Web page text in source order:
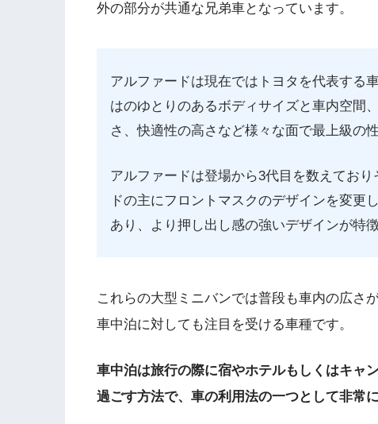
外の部分が共通な兄弟車となっています。
アルファードは現在ではトヨタを代表する
はのゆとりのあるボディサイズと車内空間
さ、快適性の高さなど様々な面で最上級の
アルファードは登場から3代目を数えてお
ドの主にフロントマスクのデザインを変更
あり、より押し出し感の強いデザインが特
これらの大型ミニバンでは普段も車内の広さ
車中泊に対しても注目を受ける車種です。
車中泊は旅行の際に宿やホテルもしくはキャ
過ごす方法で、車の利用法の一つとして非常